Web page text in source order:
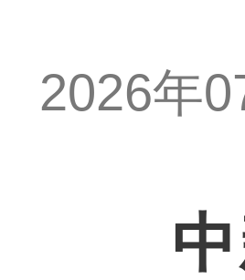
2026年